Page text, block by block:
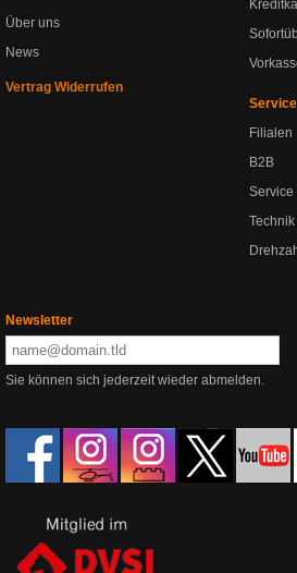
Über uns
News
Vertrag Widerrufen
Service
Filialen
B2B
Service
Newsletter
Sie können sich jederzeit wieder abmelden.